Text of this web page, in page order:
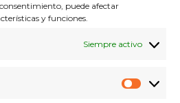
puede afectar
y funciones.
Siempre activo